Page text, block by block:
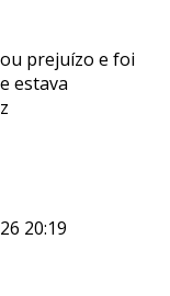
prejuízo e foi
estava
20:19